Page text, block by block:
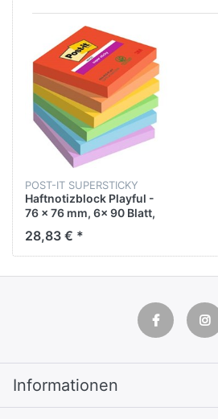
POST-IT SUPERSTICKY
Haftnotizblock Playful -
76 x 76 mm, 6x 90 Blatt,
sortiert
28,83 € *
Informationen